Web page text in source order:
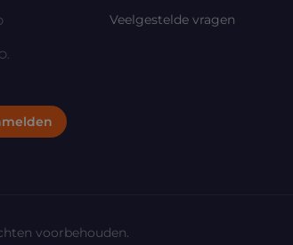
Veelgestelde vragen
voorbehouden.